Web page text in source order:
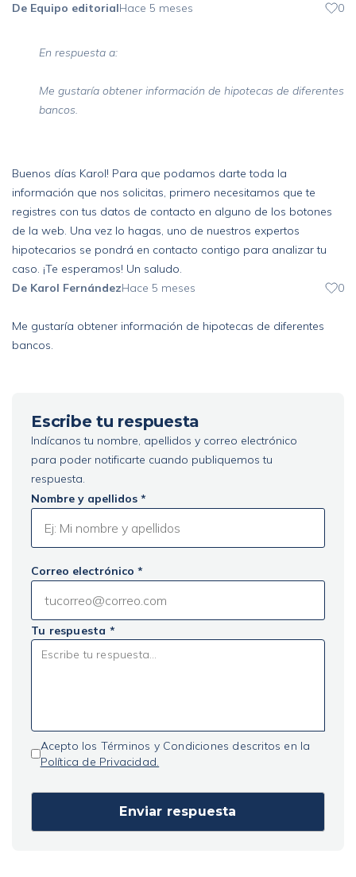
De Equipo editorialHace 5 meses 0
En respuesta a:
Me gustaría obtener información de hipotecas de diferentes
bancos.
Buenos días Karol! Para que podamos darte toda la
información que nos solicitas, primero necesitamos que te
registres con tus datos de contacto en alguno de los botones
de la web. Una vez lo hagas, uno de nuestros expertos
hipotecarios se pondrá en contacto contigo para analizar tu
caso. ¡Te esperamos! Un saludo.
De Karol FernándezHace 5 meses 0
Me gustaría obtener información de hipotecas de diferentes
bancos.
Escribe tu respuesta
Indícanos tu nombre, apellidos y correo electrónico
para poder notificarte cuando publiquemos tu
respuesta.
Nombre y apellidos *
Correo electrónico *
Tu respuesta *
Acepto los Términos y Condiciones descritos en la
Política de Privacidad.